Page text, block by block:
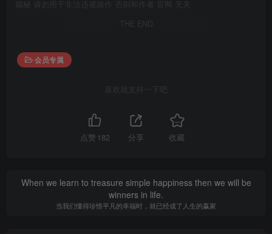
揭秘 请勿用于非法违规操作 否则和作者 官网 无关
THE END
会员专属
喜欢就支持一下吧
点赞 182 分享 收藏
When we learn to treasure simple happiness then we will be
winners in life.
当我们懂得珍惜平凡的幸福时，就已经成了人生的赢家